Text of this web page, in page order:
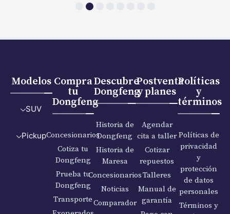
Modelos
SUV
Pickup
Compra
tu
Dongfeng
Concesionarios
Cotiza tu
Dongfeng
Prueba tu
Dongfeng
Transporte
Descubre
Dongfeng
Historia de
Dongfeng
Historia de
Maresa
Concesionarios
Noticias
Comparador
Postventa
y planes
Agendar
cita a taller
Cotizar
repuestos
Talleres
Manual de
garantía
Políticas
y
términos
Políticas de
privacidad
y
protección
de datos
personales
Términos y